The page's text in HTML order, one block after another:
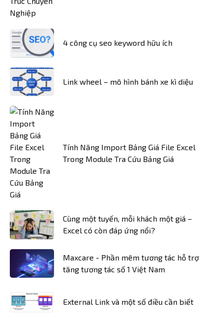
4 công cụ seo keyword hữu ích
Link wheel – mô hình bánh xe kì diệu
Tính Năng Import Bảng Giá File Excel
Trong Module Tra Cứu Bảng Giá
Cùng một tuyến, mỗi khách một giá –
Excel có còn đáp ứng nổi?
Maxcare - Phần mêm tương tác hỗ trợ
tăng tương tác số 1 Việt Nam
External Link và một số điều cần biết